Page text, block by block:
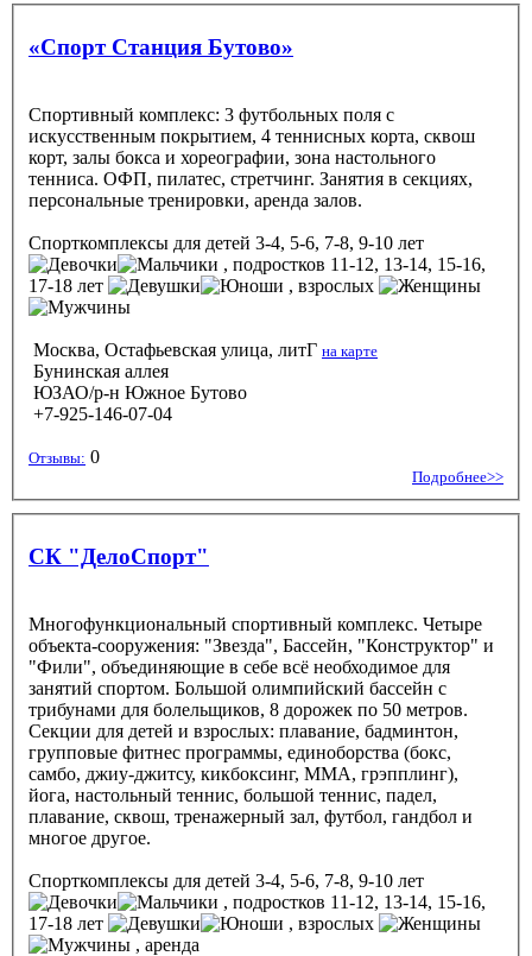
«Спорт Станция Бутово»
Спортивный комплекс: 3 футбольных поля с
искусственным покрытием, 4 теннисных корта, сквош
корт, залы бокса и хореографии, зона настольного
тенниса. ОФП, пилатес, стретчинг. Занятия в секциях,
персональные тренировки, аренда залов.
Спорткомплексы для детей 3-4, 5-6, 7-8, 9-10 лет
, подростков 11-12, 13-14, 15-16,
17-18 лет
, взрослых
Москва, Остафьевская улица, литГ на карте
Бунинская аллея
ЮЗАО/р-н Южное Бутово
+7-925-146-07-04
Отзывы: 0
Подробнее>>
СК "ДелоСпорт"
Многофункциональный спортивный комплекс. Четыре
объекта-сооружения: "Звезда", Бассейн, "Конструктор" и
"Фили", объединяющие в себе всё необходимое для
занятий спортом. Большой олимпийский бассейн с
трибунами для болельщиков, 8 дорожек по 50 метров.
Секции для детей и взрослых: плавание, бадминтон,
групповые фитнес программы, единоборства (бокс,
самбо, джиу-джитсу, кикбоксинг, ММА, грэпплинг),
йога, настольный теннис, большой теннис, падел,
плавание, сквош, тренажерный зал, футбол, гандбол и
многое другое.
Спорткомплексы для детей 3-4, 5-6, 7-8, 9-10 лет
, подростков 11-12, 13-14, 15-16,
17-18 лет
, взрослых
, аренда